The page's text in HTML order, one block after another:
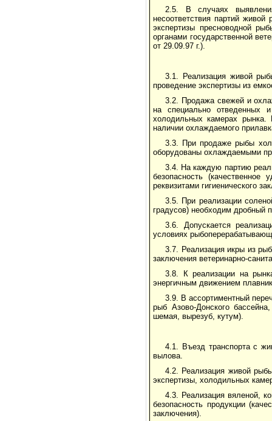
2.5. В случаях
несоответствия партий
экспертизы пресноводной
органами государственной
от 29.09.97 г.).
3.1. Реализация живой
проведение экспертизы из
3.2. Продажа свежей и
на специально отведенных
холодильных камерах рынка.
наличии охлаждаемого
3.3. При продаже рыбы
оборудованы охлаждаемыми
3.4. На каждую партию
безопасность (качественное
реквизитами гигиенического
3.5. При реализации
градусов) необходим дробный
3.6. Допускается
условиях
3.7. Реализация икры из
заключения ветеринарно-
3.8. К реализации на
энергичным движением
3.9. В ассортиментный
рыб Азово-Донского
шемая, вырезуб, кутум).
4.1. Въезд транспорта с
вылова.
4.2. Реализация живой
экспертизы, холодильных
4.3. Реализация вяленой,
безопасность продукции
заключения).